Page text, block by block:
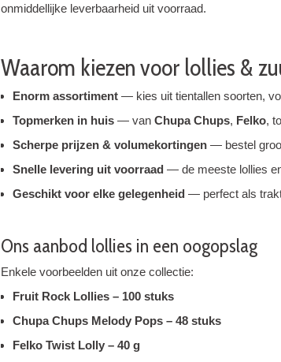
onmiddellijke leverbaarheid uit voorraad.
Waarom kiezen voor lollies &
Enorm assortiment — kies uit tientallen soorten,
Topmerken in huis — van Chupa Chups, Felko,
Scherpe prijzen & volumekortingen — bestel
Snelle levering uit voorraad — de meeste lollies
Geschikt voor elke gelegenheid — perfect als
Ons aanbod lollies in een oogopslag
Enkele voorbeelden uit onze collectie:
Fruit Rock Lollies – 100 stuks
Chupa Chups Melody Pops – 48 stuks
Felko Twist Lolly – 40 g